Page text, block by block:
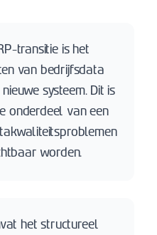
transitie is het
van bedrijfsdata
systeem. Dit is
onderdeel van een
worden.
het structureel